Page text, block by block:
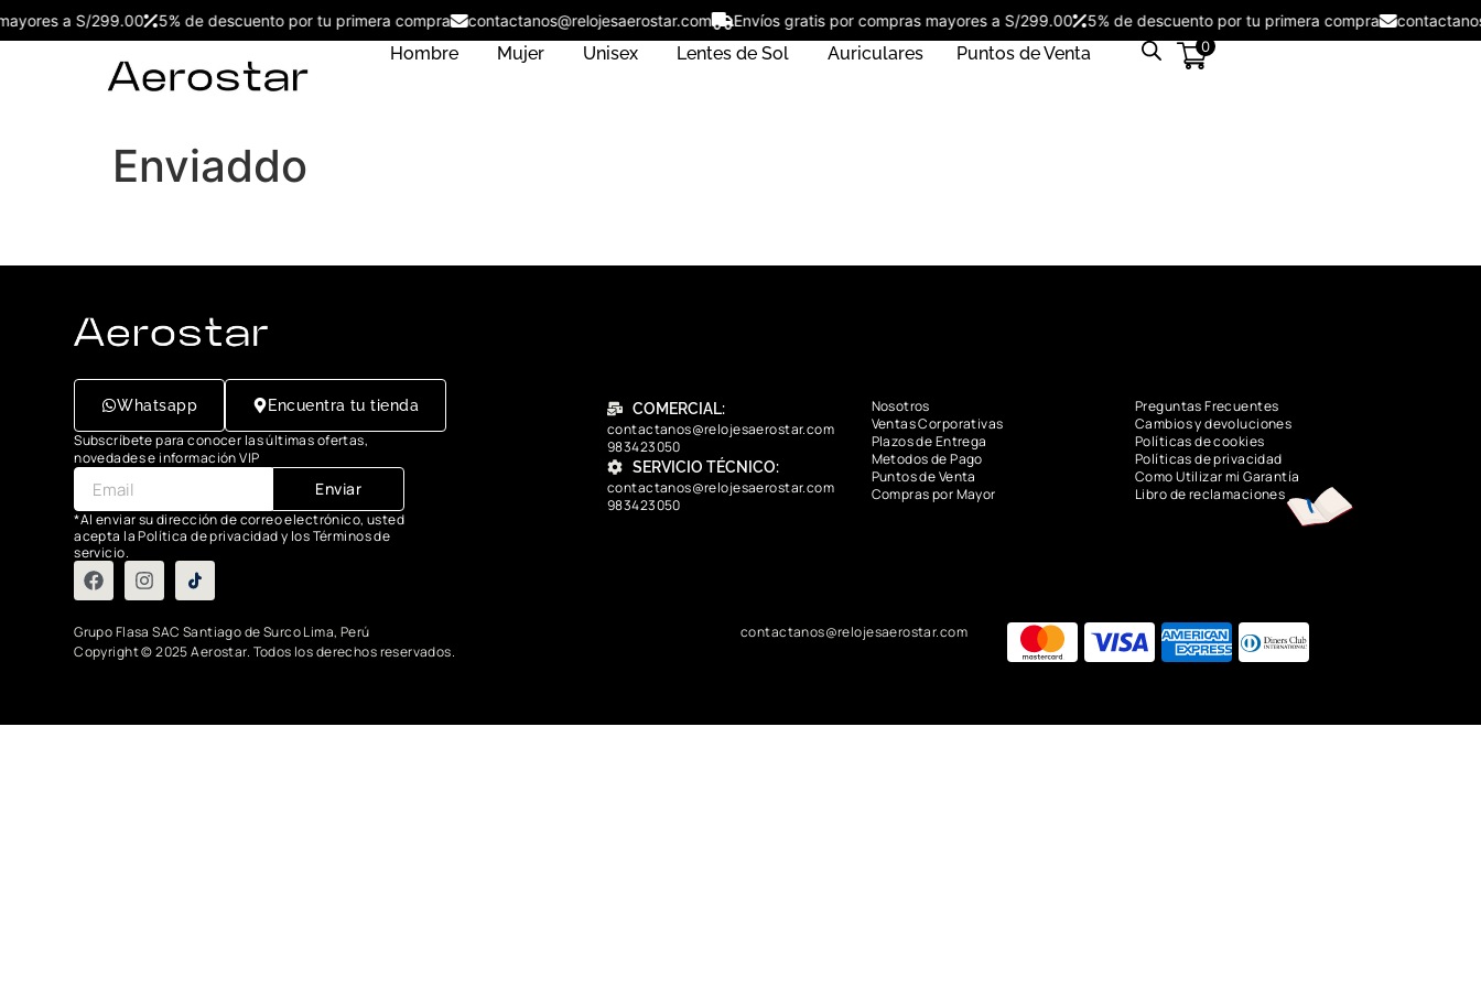
mayores a S/299.00 5% de descuento por tu primera compra contactanos@relojesaerostar.com Envíos gratis por compras mayores a S/299.00 5% de descuento por tu primera compra
Hombre Mujer Unisex Lentes de Sol Auriculares Puntos de Venta 0
Enviaddo
Whatsapp Encuentra tu tienda
Subscríbete para conocer las últimas ofertas,
novedades e información VIP
Enviar
*Al enviar su dirección de correo electrónico, usted
acepta la Política de privacidad y los Términos de
servicio.
COMERCIAL:
contactanos@relojesaerostar.com
983423050
SERVICIO TÉCNICO:
contactanos@relojesaerostar.com
983423050
Nosotros
Ventas Corporativas
Plazos de Entrega
Metodos de Pago
Puntos de Venta
Compras por Mayor
Preguntas Frecuentes
Cambios y devoluciones
Políticas de cookies
Políticas de privacidad
Como Utilizar mi Garantía
Libro de reclamaciones
Grupo Flasa SAC Santiago de Surco Lima, Perú
Copyright © 2025 Aerostar. Todos los derechos reservados.
contactanos@relojesaerostar.com